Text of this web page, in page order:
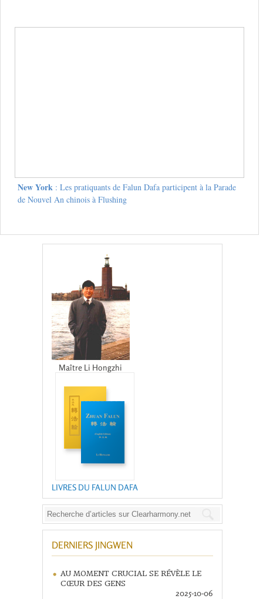
New York: Les pratiquants de Falun Dafa participent à la Parade
de Nouvel An chinois à Flushing
Maître Li Hongzhi
LIVRES DU FALUN DAFA
DERNIERS JINGWEN
AU MOMENT CRUCIAL SE RÉVÈLE LE
CŒUR DES GENS
2025-10-06